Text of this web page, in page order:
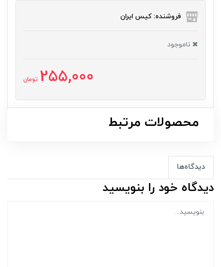
فروشنده: کیس ایران
ناموجود
255,000 تومان
محصولات مرتبط
دیدگاه‌ها
دیدگاه خود را بنویسید